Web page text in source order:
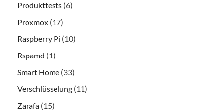
Produkttests (6)
Proxmox (17)
Raspberry Pi (10)
Rspamd (1)
Smart Home (33)
Verschlüsselung (11)
Zarafa (15)